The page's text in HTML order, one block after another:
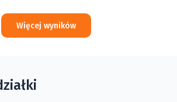
Więcej wyników